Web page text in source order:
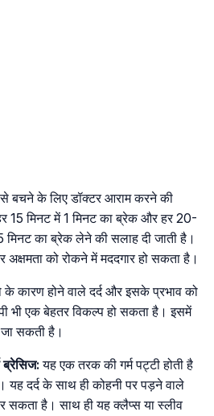
से बचने के लिए डॉक्टर आराम करने की
15 मिनट में 1 मिनट का ब्रेक और हर 20-
का ब्रेक लेने की सलाह दी जाती है।
को रोकने में मददगार हो सकता है।
के कारण होने वाले दर्द और इसके प्रभाव को
भी एक बेहतर विकल्प हो सकता है। इसमें
जा सकती है।
ब्रेसिज: यह एक तरक की गर्म पट्टी होती है
यह दर्द के साथ ही कोहनी पर पड़ने वाले
सकता है। साथ ही यह क्लैप्स या स्लीव